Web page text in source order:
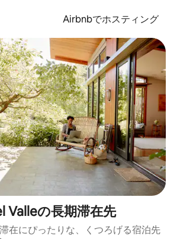
Airbnbでホスティング
Valleの長期滞在先
在にぴったりな、くつろげる宿泊先